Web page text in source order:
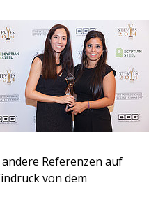
Referenzen auf
von dem